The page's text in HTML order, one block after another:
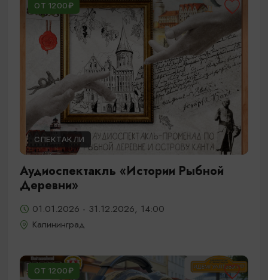
ОТ 1200₽
СПЕКТАКЛИ
Аудиоспектакль «Истории Рыбной
Деревни»
01.01.2026 - 31.12.2026, 14:00
Калининград
ОТ 1200₽